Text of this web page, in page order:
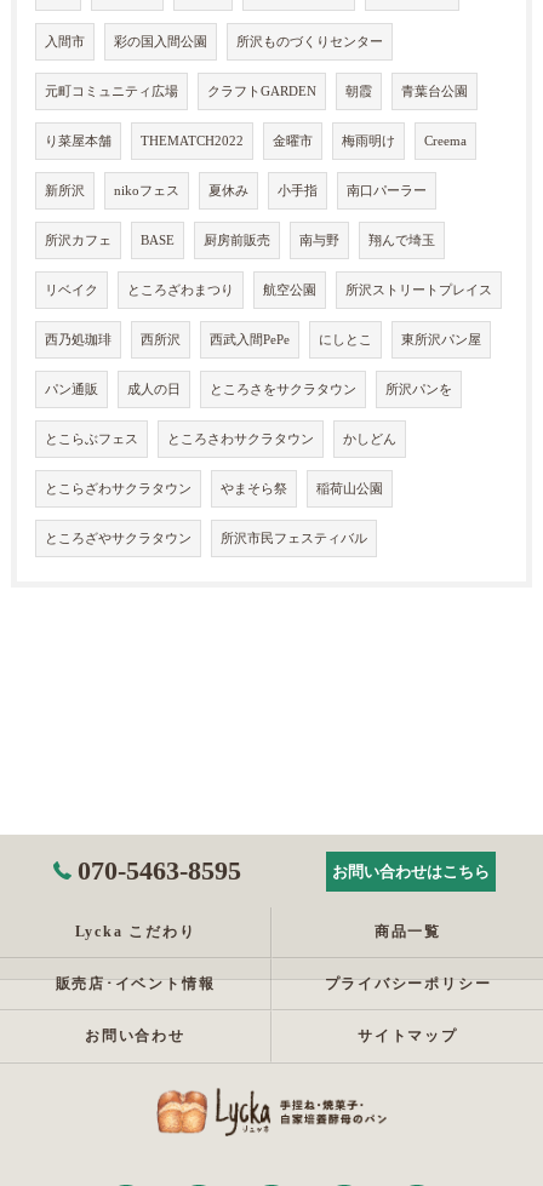
入間市 彩の国入間公園 所沢ものづくりセンター
元町コミュニティ広場 クラフトGARDEN 朝霞 青葉台公園
り菜屋本舗 THEMATCH2022 金曜市 梅雨明け Creema
新所沢 nikoフェス 夏休み 小手指 南口パーラー
所沢カフェ BASE 厨房前販売 南与野 翔んで埼玉
リベイク ところざわまつり 航空公園 所沢ストリートプレイス
西乃処珈琲 西所沢 西武入間PePe にしとこ 東所沢パン屋
パン通販 成人の日 ところさをサクラタウン 所沢パンを
とこらぶフェス ところさわサクラタウン かしどん
とこらざわサクラタウン やまそら祭 稲荷山公園
ところざやサクラタウン 所沢市民フェスティバル
070-5463-8595 お問い合わせはこちら
Lycka こだわり 商品一覧
販売店･イベント情報 プライバシーポリシー
お問い合わせ サイトマップ